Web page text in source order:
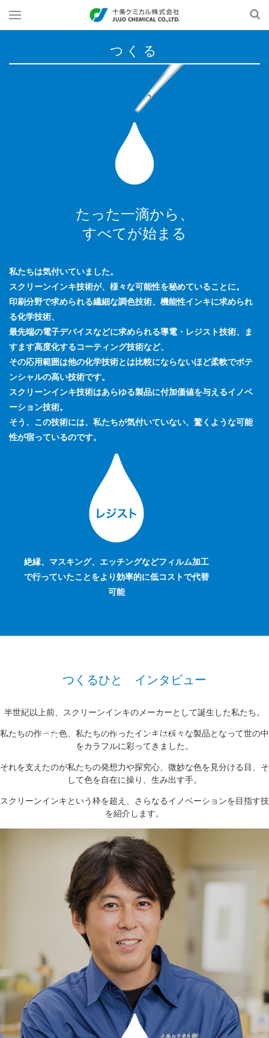
つくる
たった一滴から、
すべてが始まる
私たちは気付いていました。
スクリーンインキ技術が、様々な可能性を秘めていることに。
印刷分野で求められる繊細な調色技術、機能性インキに求められ
る化学技術、
最先端の電子デバイスなどに求められる導電・レジスト技術、ま
すます高度化するコーティング技術など、
その応用範囲は他の化学技術とは比較にならないほど柔軟でポテ
ンシャルの高い技術です。
スクリーンインキ技術はあらゆる製品に付加価値を与えるイノベ
ーション技術。
そう、この技術には、私たちが気付いていない、驚くような可能
性が宿っているのです。
絶縁、マスキング、エッチングなどフィルム加工
で行っていたことをより効率的に低コストで代替
可能
表面保護（耐スクラッチ・耐擦傷性）、機能性
（抗菌・防曇・粘着・再剥離・滑り止め）、
AG（偏光板）などの多機能技術
コーティング
塗装
分散
調色
色合わせ
つくるひと インタビュー
半世紀以上前、スクリーンインキのメーカーとして誕生した私たち。
私たちの作った色、私たちの作ったインキは様々な製品となって世の中
をカラフルに彩ってきました。
それを支えたのが私たちの発想力や探究心、微妙な色を見分ける目、そ
して色を自在に操り、生み出す手。
スクリーンインキという枠を超え、さらなるイノベーションを目指す技
を紹介します。